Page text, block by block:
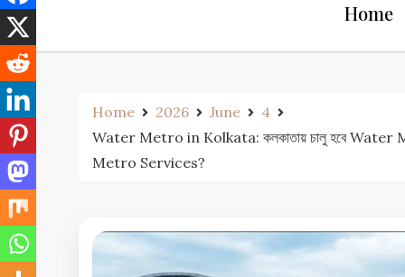
Home
Home 2026 June
4
Water Metro in Kolkata: কলকাতায় চালু হবে Water
Metro Services?